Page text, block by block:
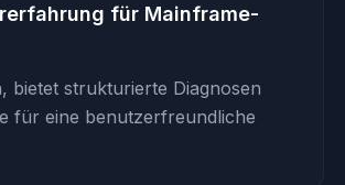
für Mainframe-
bietet strukturierte Diagnosen
für eine benutzerfreundliche